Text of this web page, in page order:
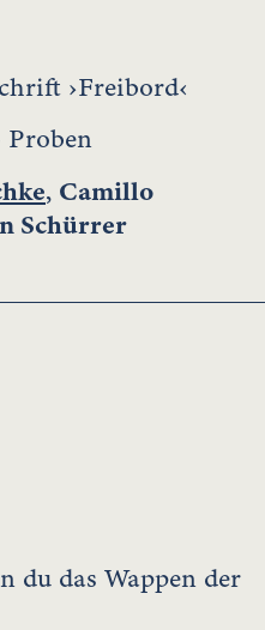
›Freibord‹
Proben
, Camillo
Schürrer
du das Wappen der